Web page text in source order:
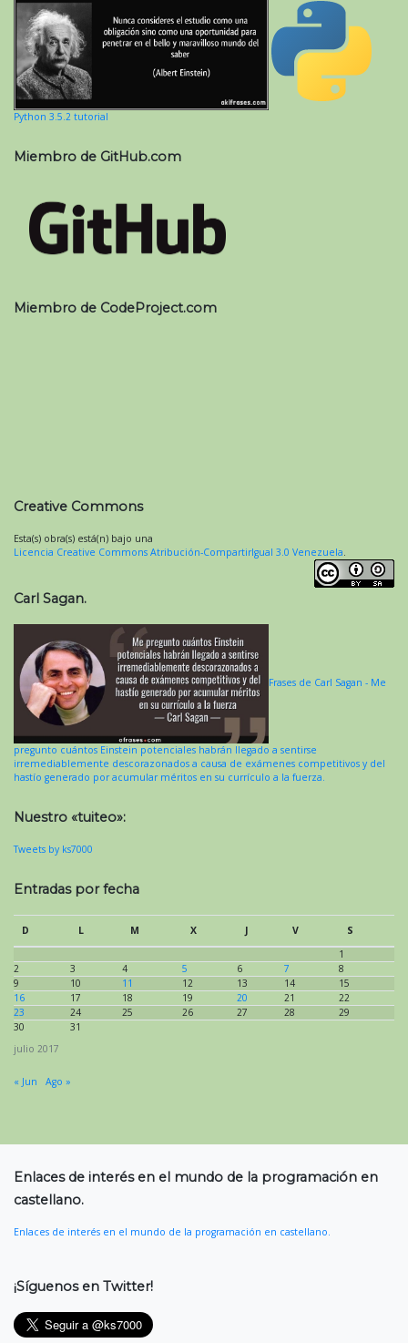
Python 3.5.2 tutorial
Miembro de GitHub.com
Miembro de CodeProject.com
Creative Commons
Esta(s) obra(s) está(n) bajo una
Licencia Creative Commons Atribución-CompartirIgual 3.0 Venezuela
Carl Sagan.
Frases de Carl Sagan - Me
pregunto cuántos Einstein potenciales habrán llegado a sentirse
irremediablemente descorazonados a causa de exámenes competitivos y del
hastío generado por acumular méritos en su currículo a la fuerza.
Nuestro «tuiteo»:
Tweets by ks7000
Entradas por fecha
julio 2017
D L M X J V
S
1
2
3 4 5 6 7
8
9
10 11 12 13 14
15
16
17 18 19 20 21
22
23
24 25 26 27 28
29
30
31
« Jun Ago »
Enlaces de interés en el mundo de la programación en
castellano.
Enlaces de interés en el mundo de la programación en castellano.
¡Síguenos en Twitter!